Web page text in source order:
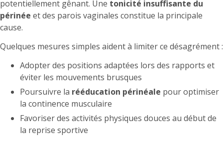
potentiellement gênant. Une tonicité insuffisante du
périnée et des parois vaginales constitue la principale
cause.
Quelques mesures simples aident à limiter ce désagrément :
Adopter des positions adaptées lors des rapports et
éviter les mouvements brusques
Poursuivre la rééducation périnéale pour optimiser
la continence musculaire
Favoriser des activités physiques douces au début de
la reprise sportive